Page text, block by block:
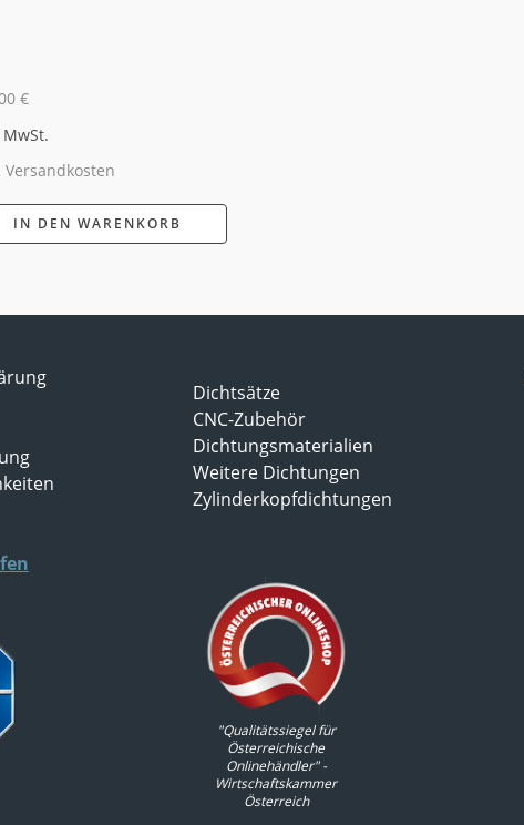
€
Versandkosten
IN DEN WARENKORB
Dichtsätze
CNC-Zubehör
Dichtungsmaterialien
Weitere Dichtungen
Zylinderkopfdichtungen
"Qualitätssiegel für
Österreichische
Onlinehändler" -
Wirtschaftskammer
Österreich